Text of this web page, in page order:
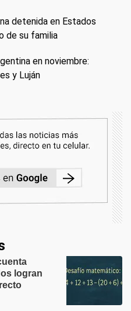
detenida en Estados
de su familia
en noviembre:
y Luján
logran